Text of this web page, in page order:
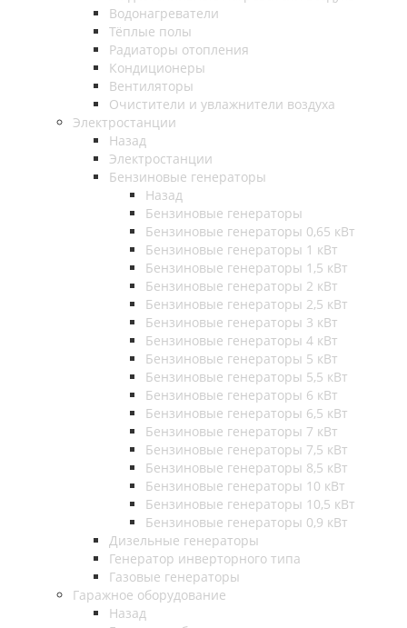
Водонагреватели
Тёплые полы
Радиаторы отопления
Кондиционеры
Вентиляторы
Очистители и увлажнители воздуха
Электростанции
Назад
Электростанции
Бензиновые генераторы
Назад
Бензиновые генераторы
Бензиновые генераторы 0,65 кВт
Бензиновые генераторы 1 кВт
Бензиновые генераторы 1,5 кВт
Бензиновые генераторы 2 кВт
Бензиновые генераторы 2,5 кВт
Бензиновые генераторы 3 кВт
Бензиновые генераторы 4 кВт
Бензиновые генераторы 5 кВт
Бензиновые генераторы 5,5 кВт
Бензиновые генераторы 6 кВт
Бензиновые генераторы 6,5 кВт
Бензиновые генераторы 7 кВт
Бензиновые генераторы 7,5 кВт
Бензиновые генераторы 8,5 кВт
Бензиновые генераторы 10 кВт
Бензиновые генераторы 10,5 кВт
Бензиновые генераторы 0,9 кВт
Дизельные генераторы
Генератор инверторного типа
Газовые генераторы
Гаражное оборудование
Назад